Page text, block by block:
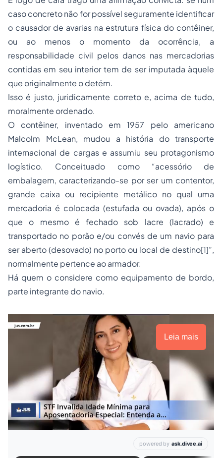
caso concreto não for possível seguramente identificar
o causador de avarias na estrutura física do contêiner,
ou ao menos o momento da ocorrência, a
responsabilidade civil pelos danos nas mercadorias
contidas em seu interior tem de ser imputada àquele
que originalmente o detém.
Isso é justo, juridicamente correto e, acima de tudo,
moralmente ordenado.
O contêiner, inventado em 1957 pelo americano
Malcolm McLean, mudou a história do transporte
internacional de cargas e assumiu seu protagonismo
logístico. Conceituado como “acessório de
embalagem, caracterizando-se por ser um contentor,
grande caixa ou recipiente metálico no qual uma
mercadoria é colocada (estufada ou ovada), após o
que o mesmo é fechado sob lacre (lacrado) e
transportado no porão e/ou convés de um navio para
ser aberto (desovado) no porto ou local de destino[1]”,
normalmente pertence ao armador.
Há quem o considere como equipamento de bordo,
parte integrante do navio.
Leia mais